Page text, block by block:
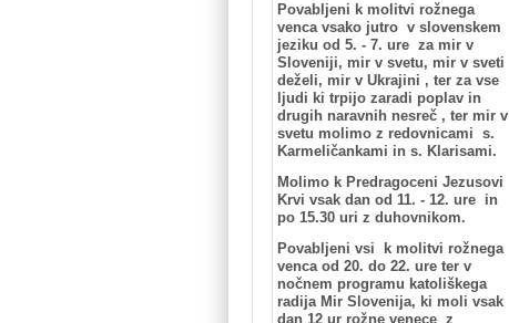
Povabljeni k molitvi rožnega
venca vsako jutro v slovenskem
jeziku od 5. - 7. ure za mir v
Sloveniji, mir v svetu, mir v sveti
deželi, mir v Ukrajini , ter za vse
ljudi ki trpijo zaradi poplav in
drugih naravnih nesreč , ter mir v
svetu molimo z redovnicami s.
Karmeličankami in s. Klarisami.
Molimo k Predragoceni Jezusovi
Krvi vsak dan od 11. - 12. ure in
po 15.30 uri z duhovnikom.
Povabljeni vsi k molitvi rožnega
venca od 20. do 22. ure ter v
nočnem programu katoliškega
radija Mir Slovenija, ki moli vsak
dan 12 ur rožne venece z